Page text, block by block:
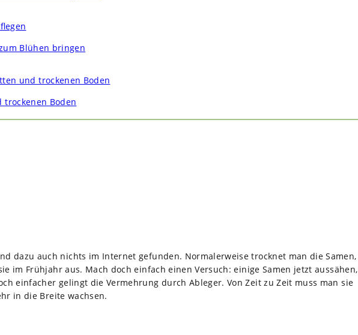
Blühen bringen
trockenen Boden
dazu auch nichts im Inter­net gefun­den. Nor­ma­ler­weise trock­net man die Samen,
im Früh­jahr aus. Mach doch ein­fach einen Ver­such: einige Samen jetzt aus­sä­hen,
ein­fa­cher gelingt die Ver­meh­rung durch Able­ger. Von Zeit zu Zeit muss man sie
in die Breite wach­sen.